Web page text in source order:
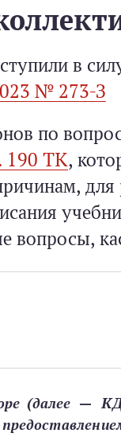
в
№ 273-З
по
190 ТК,
для
вопросы,
(далее —